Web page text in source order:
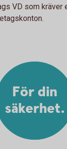
VD som kräver
För din
säkerhet.